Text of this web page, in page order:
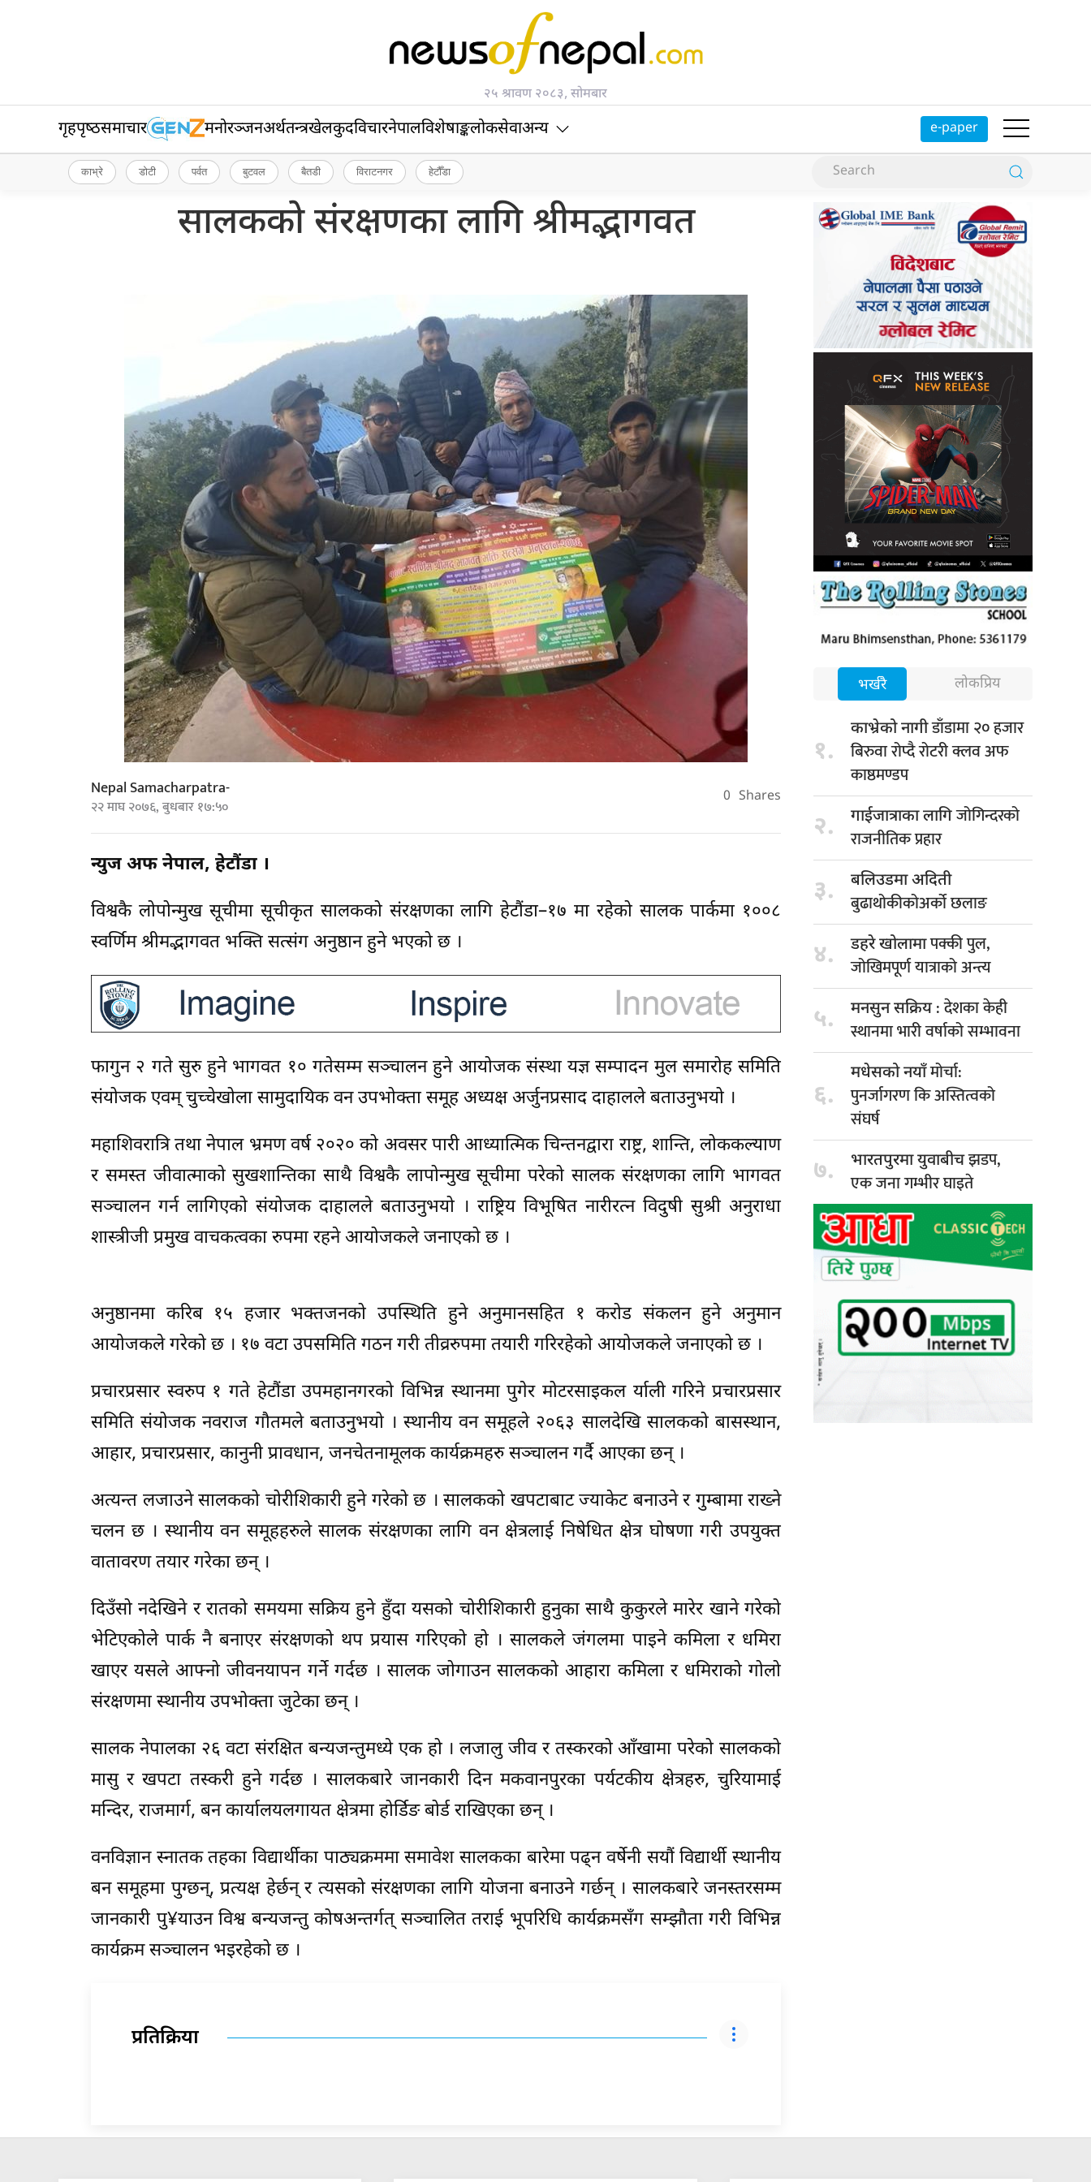
२५ श्रावण २०८३, सोमबार
गृहपृष्‍ठसमाचार मनोरञ्जनअर्थतन्त्रखेलकुदविचारनेपालविशेषाङ्कलोकसेवाअन्य e-paper
काभ्रे डोटी पर्वत बुटवल बैतडी विराटनगर हेटौँडा
सालकको संरक्षणका लागि श्रीमद्भागवत
Nepal Samacharpatra-
२२ माघ २०७६, बुधबार १७:५० 0 Shares
न्युज अफ नेपाल, हेटौंडा ।
विश्वकै लोपोन्मुख सूचीमा सूचीकृत सालकको संरक्षणका लागि हेटौंडा–१७ मा रहेको सालक पार्कमा १००८
स्वर्णिम श्रीमद्भागवत भक्ति सत्संग अनुष्ठान हुने भएको छ ।
फागुन २ गते सुरु हुने भागवत १० गतेसम्म सञ्चालन हुने आयोजक संस्था यज्ञ सम्पादन मुल समारोह समिति
संयोजक एवम् चुच्चेखोला सामुदायिक वन उपभोक्ता समूह अध्यक्ष अर्जुनप्रसाद दाहालले बताउनुभयो ।
महाशिवरात्रि तथा नेपाल भ्रमण वर्ष २०२० को अवसर पारी आध्यात्मिक चिन्तनद्वारा राष्ट्र, शान्ति, लोककल्याण
र समस्त जीवात्माको सुखशान्तिका साथै विश्वकै लापोन्मुख सूचीमा परेको सालक संरक्षणका लागि भागवत
सञ्चालन गर्न लागिएको संयोजक दाहालले बताउनुभयो । राष्ट्रिय विभूषित नारीरत्न विदुषी सुश्री अनुराधा
शास्त्रीजी प्रमुख वाचकत्वका रुपमा रहने आयोजकले जनाएको छ ।
अनुष्ठानमा करिब १५ हजार भक्तजनको उपस्थिति हुने अनुमानसहित १ करोड संकलन हुने अनुमान
आयोजकले गरेको छ । १७ वटा उपसमिति गठन गरी तीव्ररुपमा तयारी गरिरहेको आयोजकले जनाएको छ ।
प्रचारप्रसार स्वरुप १ गते हेटौंडा उपमहानगरको विभिन्न स्थानमा पुगेर मोटरसाइकल र्याली गरिने प्रचारप्रसार
समिति संयोजक नवराज गौतमले बताउनुभयो । स्थानीय वन समूहले २०६३ सालदेखि सालकको बासस्थान,
आहार, प्रचारप्रसार, कानुनी प्रावधान, जनचेतनामूलक कार्यक्रमहरु सञ्चालन गर्दै आएका छन् ।
अत्यन्त लजाउने सालकको चोरीशिकारी हुने गरेको छ । सालकको खपटाबाट ज्याकेट बनाउने र गुम्बामा राख्ने
चलन छ । स्थानीय वन समूहहरुले सालक संरक्षणका लागि वन क्षेत्रलाई निषेधित क्षेत्र घोषणा गरी उपयुक्त
वातावरण तयार गरेका छन् ।
दिउँसो नदेखिने र रातको समयमा सक्रिय हुने हुँदा यसको चोरीशिकारी हुनुका साथै कुकुरले मारेर खाने गरेको
भेटिएकोले पार्क नै बनाएर संरक्षणको थप प्रयास गरिएको हो । सालकले जंगलमा पाइने कमिला र धमिरा
खाएर यसले आफ्नो जीवनयापन गर्ने गर्दछ । सालक जोगाउन सालकको आहारा कमिला र धमिराको गोलो
संरक्षणमा स्थानीय उपभोक्ता जुटेका छन् ।
सालक नेपालका २६ वटा संरक्षित बन्यजन्तुमध्ये एक हो । लजालु जीव र तस्करको आँखामा परेको सालकको
मासु र खपटा तस्करी हुने गर्दछ । सालकबारे जानकारी दिन मकवानपुरका पर्यटकीय क्षेत्रहरु, चुरियामाई
मन्दिर, राजमार्ग, बन कार्यालयलगायत क्षेत्रमा होर्डिङ बोर्ड राखिएका छन् ।
वनविज्ञान स्नातक तहका विद्यार्थीका पाठ्यक्रममा समावेश सालकका बारेमा पढ्न वर्षेनी सयौं विद्यार्थी स्थानीय
बन समूहमा पुग्छन्, प्रत्यक्ष हेर्छन् र त्यसको संरक्षणका लागि योजना बनाउने गर्छन् । सालकबारे जनस्तरसम्म
जानकारी पु¥याउन विश्व बन्यजन्तु कोषअन्तर्गत् सञ्चालित तराई भूपरिधि कार्यक्रमसँग सम्झौता गरी विभिन्न
कार्यक्रम सञ्चालन भइरहेको छ ।
प्रतिक्रिया
भर्खरै लोकप्रिय
१.
काभ्रेको नागीडाँडामा २० हजार
बिरुवा रोप्दै रोटरी क्लव अफ
काष्ठमण्डप
२. गाईजात्राका लागिजोगिन्दरको
राजनीतिक प्रहार
३. बलिउडमा अदिती
बुढाथोकीकोअर्को छलाङ
४. डहरे खोलामापक्की पुल,
जोखिमपूर्ण यात्राको अन्त्य
५. मनसुन सक्रिय: देशका केही
स्थानमा भारी वर्षाको सम्भावना
६.
मधेसको नयाँमोर्चा:
पुनर्जागरण कि अस्तित्वको
संघर्ष
७. भारतपुरमा युवाबीचझडप,
एक जना गम्भीर घाइते